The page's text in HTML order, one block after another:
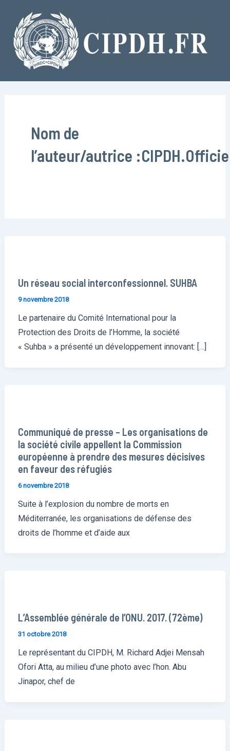
contenu
Nom de
l’auteur/autrice
Un réseau social interconfessionnel. SUHBA
9 novembre 2018
Le partenaire du Comité International pour la
Protection des Droits de l’Homme, la société
« Suhba » a présenté un développement innovant: […]
Communiqué de presse – Les organisations de
la société civile appellent la Commission
européenne à prendre des mesures décisives
en faveur des réfugiés
6 novembre 2018
Suite à l’explosion du nombre de morts en
Méditerranée, les organisations de défense des
droits de l’homme et d’aide aux
L’Assemblée générale de l’ONU. 2017. (72ème)
31 octobre 2018
Le représentant du CIPDH, M. Richard Adjei Mensah
Ofori Atta, au milieu d’une photo avec l’hon. Abu
Jinapor, chef de
d’article